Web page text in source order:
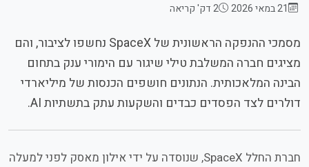
21 במאי 2026 2 דק' קריאה
מסמכי ההנפקה הראשונית של SpaceX נחשפו לציבור, והם
מציגים חברה המשלבת טילי שיגור עם הימורי ענק בתחום
הבינה המלאכותית. הנתונים חושפים הכנסות של מיליארדי
דולרים לצד הפסדים כבדים והשקעות עתק בתשתיות AI.
חברת החלל SpaceX, שנוסדה על ידי אילון מאסק לפני למעלה